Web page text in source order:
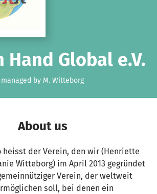
Hand Global e.V.
managed by M. Witteborg
About us
heisst der Verein, den wir (Henriette
Witteborg) im April 2013 gegründet
Verein, der weltweit
soll, bei denen ein